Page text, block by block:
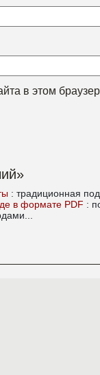
в этом
: традиционная
в формате PDF :